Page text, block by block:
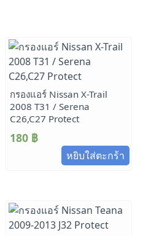
กรองแอร์ Nissan X-Trail
2008 T31 / Serena
C26,C27 Protect
180 ฿
หยิบใส่ตะกร้า